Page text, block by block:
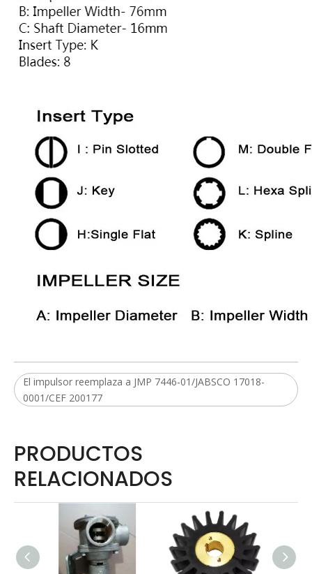
El impulsor reemplaza a JMP 7446-01/JABSCO 17018-
0001/CEF 200177
PRODUCTOS
RELACIONADOS